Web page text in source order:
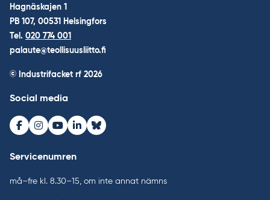
Hagnäskajen 1
PB 107, 00531 Helsingfors
Tel. 020 774 001
palaute@teollisuusliitto.fi
© Industrifacket rf 2026
Social media
Facebook
Instagram
Youtube
LinkedInBluesky
Servicenumren
må–fre kl. 8.30–15, om inte annat nämns